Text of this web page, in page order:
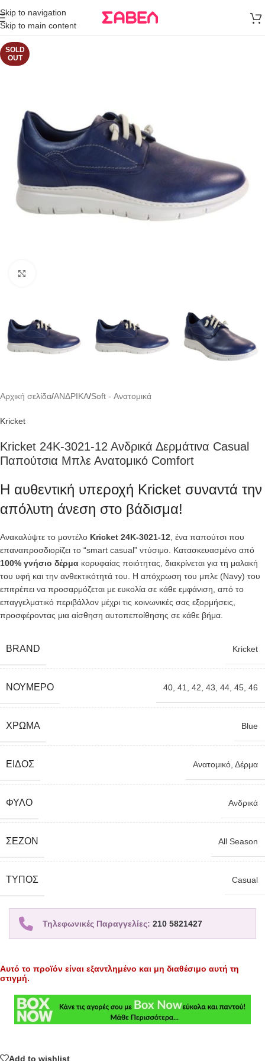
Skip to navigation
Skip to main content
άνω των 80€
Παραγγελία
SOLD
OUT
Αρχική σελίδα/ΑΝΔΡΙΚΑ/Soft - Ανατομικά
Kricket
Kricket 24Κ-3021-12 Ανδρικά Δερμάτινα Casual
Παπούτσια Μπλε Ανατομικό Comfort
Η αυθεντική υπεροχή Kricket συναντά την
απόλυτη άνεση στο βάδισμα!
Ανακαλύψτε το μοντέλο Kricket 24Κ-3021-12, ένα παπούτσι που
επαναπροσδιορίζει το “smart casual” ντύσιμο. Κατασκευασμένο από
100% γνήσιο δέρμα κορυφαίας ποιότητας, διακρίνεται για τη μαλακή
του υφή και την ανθεκτικότητά του. Η απόχρωση του μπλε (Navy) του
επιτρέπει να προσαρμόζεται με ευκολία σε κάθε εμφάνιση, από το
επαγγελματικό περιβάλλον μέχρι τις κοινωνικές σας εξορμήσεις,
προσφέροντας μια αίσθηση αυτοπεποίθησης σε κάθε βήμα.
BRAND Kricket
ΝΟΎΜΕΡΟ 40, 41, 42, 43, 44, 45, 46
ΧΡΏΜΑ Blue
ΕΊΔΟΣ Ανατομικό, Δέρμα
ΦΎΛΟ Ανδρικά
ΣΕΖΌΝ All Season
TΎΠΟΣ Casual
Τηλεφωνικές Παραγγελίες: 210 5821427
Αυτό το προϊόν είναι εξαντλημένο και μη διαθέσιμο αυτή τη
στιγμή.
Add to wishlist